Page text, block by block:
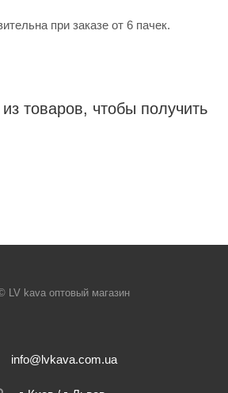
при заказе от 6 пачек.
товаров, чтобы получить
LV kava оптовый магазин
info@lvkava.com.ua